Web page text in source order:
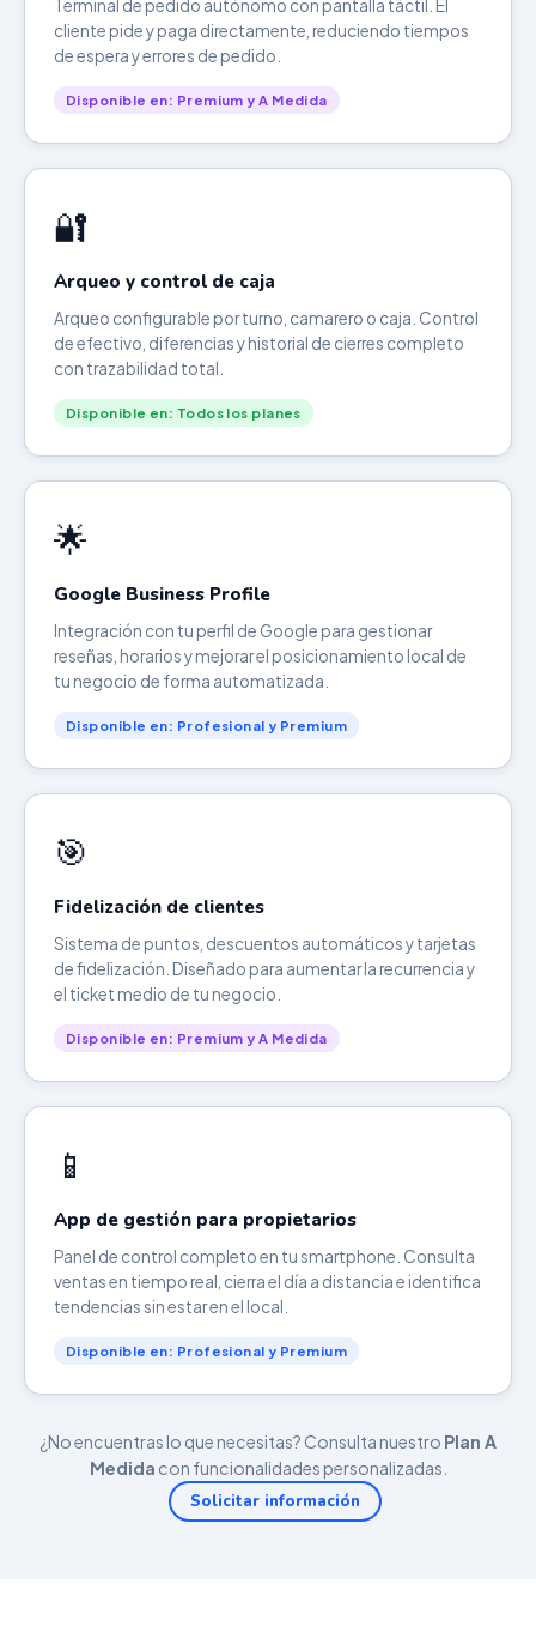
Terminal de pedido autónomo con pantalla táctil. El
cliente pide y paga directamente, reduciendo tiempos
de espera y errores de pedido.
Disponible en: Premium y A Medida
🔐
Arqueo y control de caja
Arqueo configurable por turno, camarero o caja. Control
de efectivo, diferencias y historial de cierres completo
con trazabilidad total.
Disponible en: Todos los planes
🌟
Google Business Profile
Integración con tu perfil de Google para gestionar
reseñas, horarios y mejorar el posicionamiento local de
tu negocio de forma automatizada.
Disponible en: Profesional y Premium
🎯
Fidelización de clientes
Sistema de puntos, descuentos automáticos y tarjetas
de fidelización. Diseñado para aumentar la recurrencia y
el ticket medio de tu negocio.
Disponible en: Premium y A Medida
📱
App de gestión para propietarios
Panel de control completo en tu smartphone. Consulta
ventas en tiempo real, cierra el día a distancia e identifica
tendencias sin estar en el local.
Disponible en: Profesional y Premium
¿No encuentras lo que necesitas? Consulta nuestro Plan A
Medida con funcionalidades personalizadas.
Solicitar información